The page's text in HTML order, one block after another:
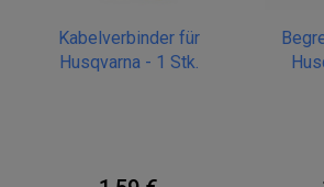
Kabelverbinder für
Husqvarna - 1 Stk.